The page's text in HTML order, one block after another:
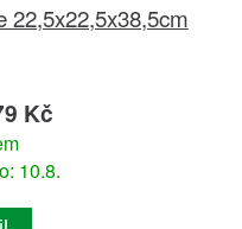
22,5x22,5x38,5cm
Kč
10.8.